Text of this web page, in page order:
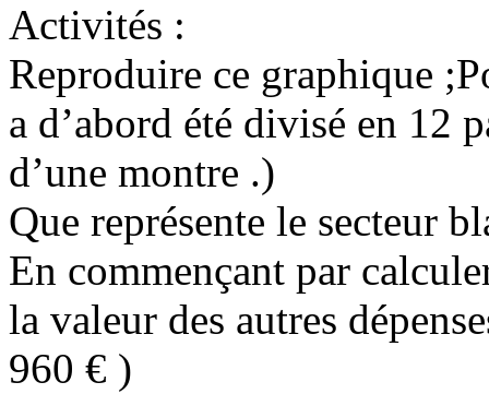
Activités :
Reproduire ce graphique
a d’abord été divisé en 12
d’une montre .)
Que représente le secteur
En commençant par
la valeur des autres
960 € )